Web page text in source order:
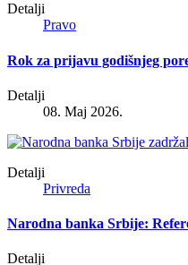
Detalji
Pravo
Rok za prijavu godišnjeg
Detalji
08. Maj 2026.
Detalji
Privreda
Narodna banka Srbije:
Detalji